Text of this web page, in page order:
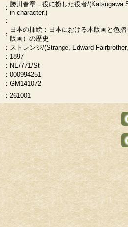
： 勝川春章．役に扮した役者/(Katsugawa
in character.)
：
：
日本の挿絵：日本における木版画と色
版画）の歴史
： ストレンジ/(Strange, Edward
： 1897
： NE/771/St
： 000994251
： GM141072
： 261001